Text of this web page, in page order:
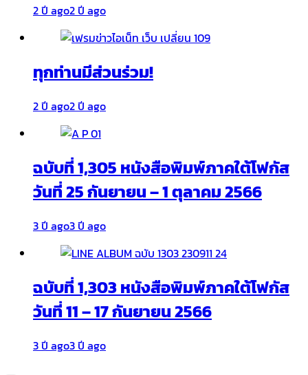
2 ปี ago2 ปี ago
ทุกท่านมีส่วนร่วม!
2 ปี ago2 ปี ago
ฉบับที่ 1,305 หนังสือพิมพ์ภาคใต้โฟกัส
วันที่ 25 กันยายน – 1 ตุลาคม 2566
3 ปี ago3 ปี ago
ฉบับที่ 1,303 หนังสือพิมพ์ภาคใต้โฟกัส
วันที่ 11 – 17 กันยายน 2566
3 ปี ago3 ปี ago